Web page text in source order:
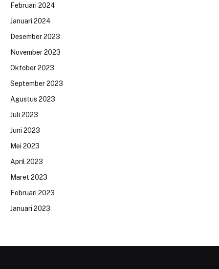
Februari 2024
Januari 2024
Desember 2023
November 2023
Oktober 2023
September 2023
Agustus 2023
Juli 2023
Juni 2023
Mei 2023
April 2023
Maret 2023
Februari 2023
Januari 2023